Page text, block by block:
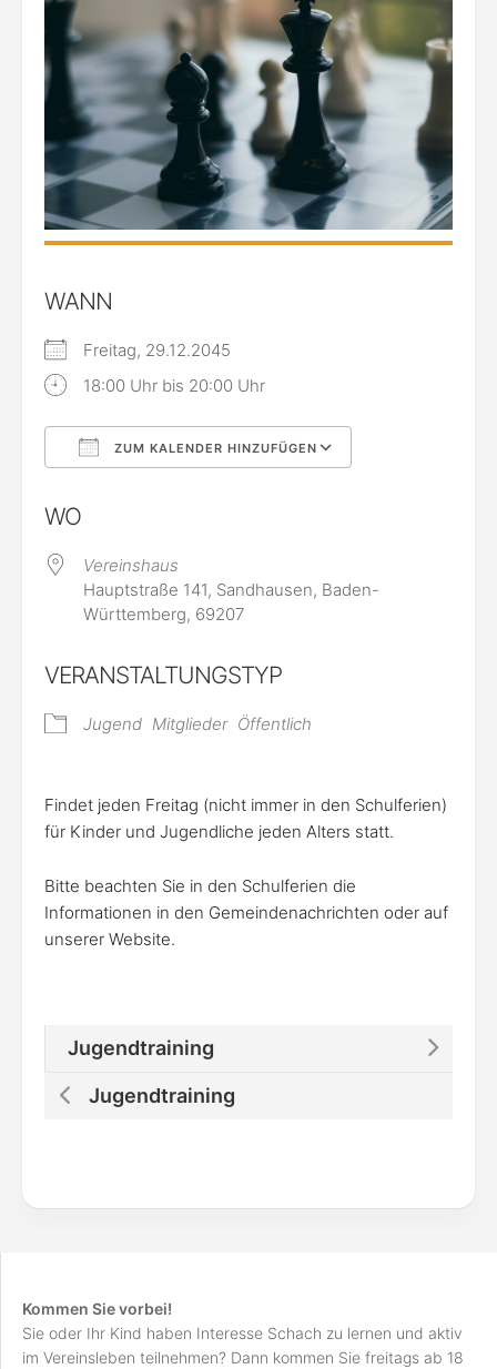
WANN
Freitag, 29.12.2045
18:00 Uhr bis 20:00 Uhr
ZUM KALENDER HINZUFÜGEN
WO
Vereinshaus
Hauptstraße 141, Sandhausen, Baden-
Württemberg, 69207
VERANSTALTUNGSTYP
Jugend Mitglieder Öffentlich
Findet jeden Freitag (nicht immer in den Schulferien)
für Kinder und Jugendliche jeden Alters statt.
Bitte beachten Sie in den Schulferien die
Informationen in den Gemeindenachrichten oder auf
unserer Website.
Jugendtraining
Jugendtraining
Kommen Sie vorbei!
Sie oder Ihr Kind haben Interesse Schach zu lernen und aktiv
im Vereinsleben teilnehmen? Dann kommen Sie freitags ab 18